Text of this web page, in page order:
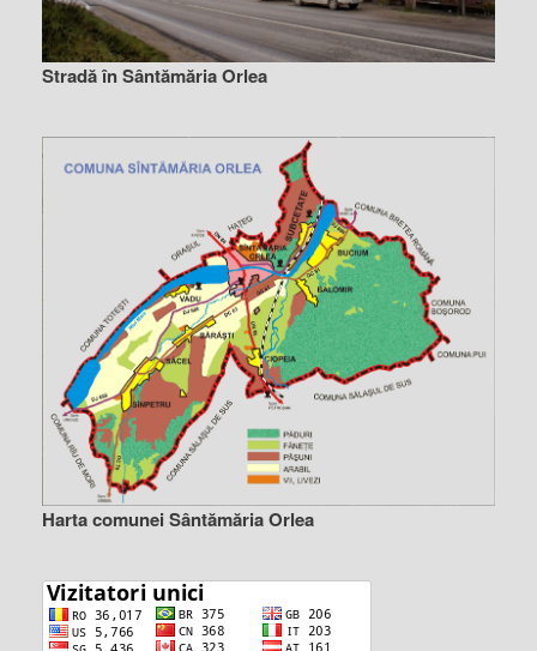
Stradă în Sântămăria Orlea
Harta comunei Sântămăria Orlea